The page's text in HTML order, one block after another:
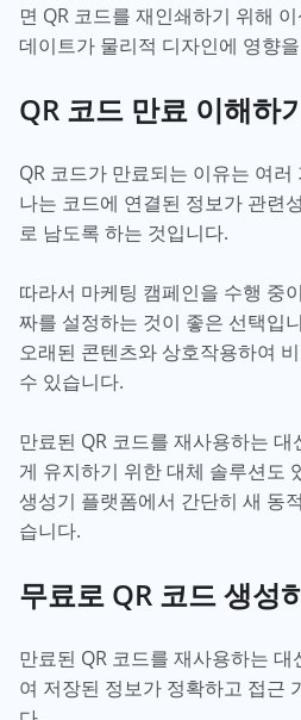
면 QR 코드를 재인쇄하기 위해
데이트가 물리적 디자인에 영향
QR 코드 만료 이해하
QR 코드가 만료되는 이유는 여
나는 코드에 연결된 정보가 관련
로 남도록 하는 것입니다.
따라서 마케팅 캠페인을 수행 중
짜를 설정하는 것이 좋은 선택입
오래된 콘텐츠와 상호작용하여
수 있습니다.
만료된 QR 코드를 재사용하는
게 유지하기 위한 대체 솔루션도
생성기 플랫폼에서 간단히 새 동
습니다.
무료로 QR 코드 생성
만료된 QR 코드를 재사용하는
여 저장된 정보가 정확하고 접근